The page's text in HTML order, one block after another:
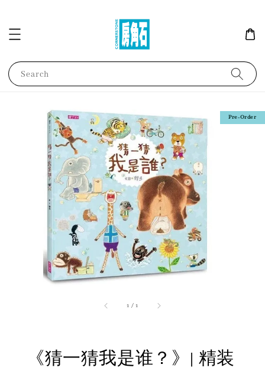
Search
1 /1
Pre-Order
《猜一猜我是谁？》| 精装